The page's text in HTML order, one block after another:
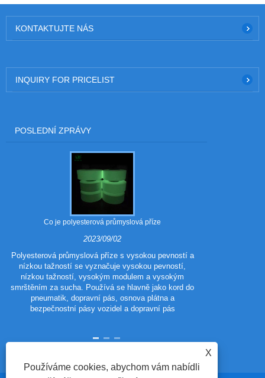
KONTAKTUJTE NÁS
INQUIRY FOR PRICELIST
POSLEDNÍ ZPRÁVY
Co je polyesterová průmyslová příze
2023/09/02
Polyesterová průmyslová příze s vysokou pevností a
nízkou tažností se vyznačuje vysokou pevností,
nízkou tažností, vysokým modulem a vysokým
smrštěním za sucha. Používá se hlavně jako kord do
pneumatik, dopravní pás, osnova plátna a
bezpečnostní pásy vozidel a dopravní pás
X
Používáme cookies, abychom vám nabídli